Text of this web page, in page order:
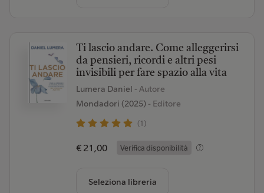
Ti lascio andare. Come alleggerirsi
da pensieri, ricordi e altri pesi
invisibili per fare spazio alla vita
Lumera Daniel - Autore
Mondadori (2025)- Editore
(1)
€ 21,00 Verifica disponibilità
Seleziona libreria